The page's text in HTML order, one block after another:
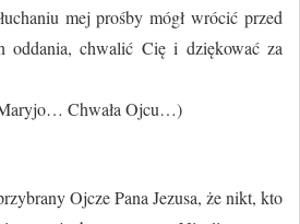
mej prośby mógł wrócić przed
oddania, chwalić Cię i dziękować za
Chwała Ojcu…)
Ojcze Pana Jezusa, że nikt, kto